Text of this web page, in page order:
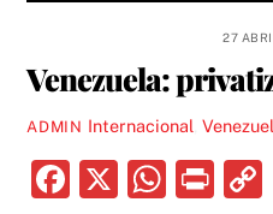
27
Venezuela:
ADMIN Internacional
F
X
W P